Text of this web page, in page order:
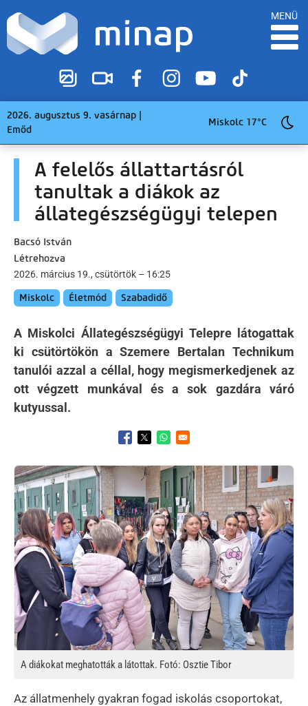
MENÜ
2026. augusztus 9. vasárnap |
Emőd
Miskolc 17°C
A felelős állattartásról
tanultak a diákok az
állategészségügyi telepen
Bacsó István
Létrehozva
2026. március 19., csütörtök – 16:25
Miskolc Életmód Szabadidő
A Miskolci Állategészségügyi Telepre látogattak
ki csütörtökön a Szemere Bertalan Technikum
tanulói azzal a céllal, hogy megismerkedjenek az
ott végzett munkával és a sok gazdára váró
kutyussal.
Opens in a new window
Opens in a new window
Opens in a new window
Kép
A diákokat meghatották a látottak. Fotó: Osztie Tibor
Az állatmenhely gyakran fogad iskolás csoportokat,